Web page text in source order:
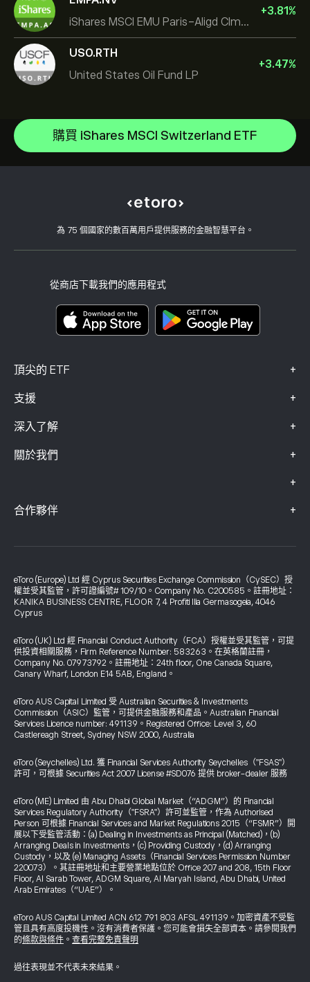
iShares MSCI EMU Paris-Aligd Clmt UCITS ETF EUR A
+3.81%
USO.RTH
United States Oil Fund LP
+3.47%
購買 iShares MSCI Switzerland ETF
為 75 個國家的數百萬用戶提供服務的金融智慧平台。
從商店下載我們的應用程式
頂尖的 ETF +
Invesco S&P 500 Equal Weight ETF
SS SPDR S&P 500 UCITS ETF
VanEck Semiconductor UCITS ETF
支援 +
如何存款
如何提款
開設帳戶
用戶端漏洞
深入了解 +
CopyTrading 如何運作
負責任的交易
關於我們 +
為什麼選擇 eToro
我們的辦事處
+
風險揭露
關鍵資訊文件
投訴資料（FCA 客戶）
合作夥伴 +
投資保險
eToro (Europe) Ltd 經 Cyprus Securities Exchange Commission（CySEC）授
權並受其監管，許可證編號# 109/10。Company No. C200585。註冊地址：
KANIKA BUSINESS CENTRE, FLOOR 7, 4 Profiti Ilia Germasogeia, 4046
Cyprus
eToro (UK) Ltd 經 Financial Conduct Authority（FCA）授權並受其監管，可提
供投資相關服務，Firm Reference Number: 583263。在英格蘭註冊，
Company No. 07973792。註冊地址：24th floor, One Canada Square,
Canary Wharf, London E14 5AB, England。
eToro AUS Capital Limited 受 Australian Securities & Investments
Commission（ASIC）監管，可提供金融服務和產品。Australian Financial
Services Licence number: 491139。Registered Office: Level 3, 60
Castlereagh Street, Sydney NSW 2000, Australia
eToro (Seychelles) Ltd. 獲 Financial Services Authority Seychelles（"FSAS"）
許可，可根據 Securities Act 2007 License #SD076 提供 broker-dealer 服務
eToro (ME) Limited 由 Abu Dhabi Global Market（“ADGM”）的 Financial
Services Regulatory Authority（"FSRA"）許可並監管，作為 Authorised
Person 可根據 Financial Services and Market Regulations 2015（“FSMR”）開
展以下受監管活動：(a) Dealing in Investments as Principal (Matched)，(b)
Arranging Deals in Investments，(c) Providing Custody，(d) Arranging
Custody，以及 (e) Managing Assets（Financial Services Permission Number
220073）。其註冊地址和主要營業地點位於 Office 207 and 208, 15th Floor
Floor, Al Sarab Tower, ADGM Square, Al Maryah Island, Abu Dhabi, United
Arab Emirates（“UAE”）。
eToro AUS Capital Limited ACN 612 791 803 AFSL 491139。加密資產不受監
管且具有高度投機性。沒有消費者保護。您可能會損失全部資本。請參閱我們
的條款與條件 。 查看完整免責聲明
過往表現並不代表未來結果。